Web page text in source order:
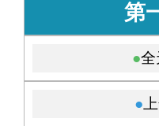
第
全